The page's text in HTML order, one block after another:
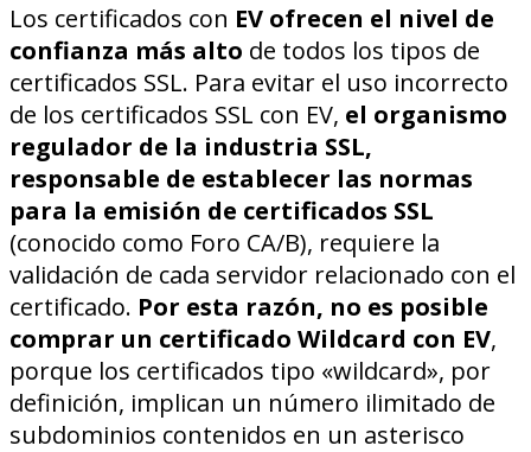
Los certificados con EV ofrecen el nivel de
confianza más alto de todos los tipos de
certificados SSL. Para evitar el uso incorrecto
de los certificados SSL con EV, el organismo
regulador de la industria SSL,
responsable de establecer las normas
para la emisión de certificados SSL
(conocido como Foro CA/B), requiere la
validación de cada servidor relacionado con el
certificado. Por esta razón, no es posible
comprar un certificado Wildcard con EV,
porque los certificados tipo «wildcard», por
definición, implican un número ilimitado de
subdominios contenidos en un asterisco